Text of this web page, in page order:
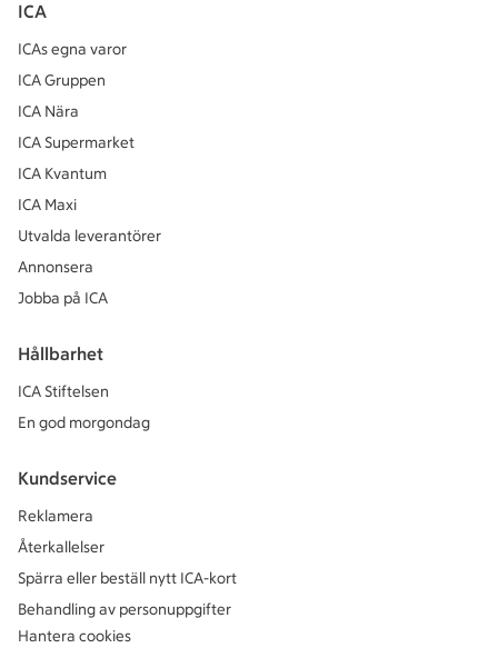
ICA
ICAs egna varor
ICA Gruppen
ICA Nära
ICA Supermarket
ICA Kvantum
ICA Maxi
Utvalda leverantörer
Annonsera
Jobba på ICA
Hållbarhet
ICA Stiftelsen
En god morgondag
Kundservice
Reklamera
Återkallelser
Spärra eller beställ nytt ICA-kort
Behandling av personuppgifter
Hantera cookies